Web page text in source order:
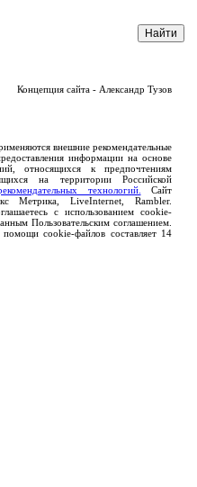
Концепция сайта - Александр Тузов
внешние рекомендательные
информации на основе
относящихся к предпочтениям
на территории Российской
технологий.
Сайт
Метрика, LiveInternet, Rambler.
с использованием cookie-
Пользовательским соглашением.
cookie-файлов составляет 14